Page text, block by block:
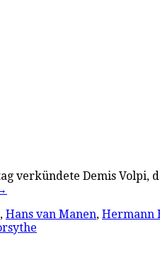
verkündete Demis Volpi,
, Hans van Manen, Hermann